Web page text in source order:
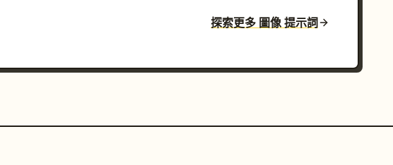
探索更多 圖像 提示詞